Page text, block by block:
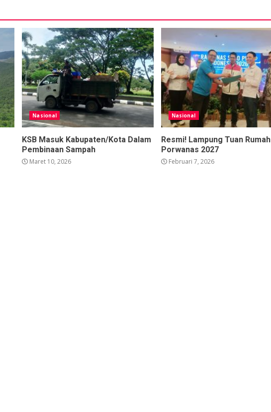
Nasional
KSB Masuk Kabupaten/Kota Dalam
Pembinaan Sampah
Maret 10, 2026
Nasional
Resmi! Lampung Tuan Rumah
Porwanas 2027
Februari 7, 2026